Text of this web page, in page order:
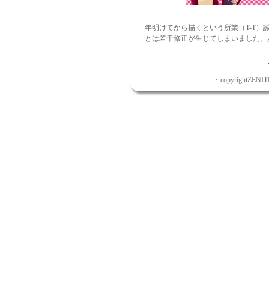
年明けてから描くという所業（T-T）
とは若干修正が生じてしまいました
・